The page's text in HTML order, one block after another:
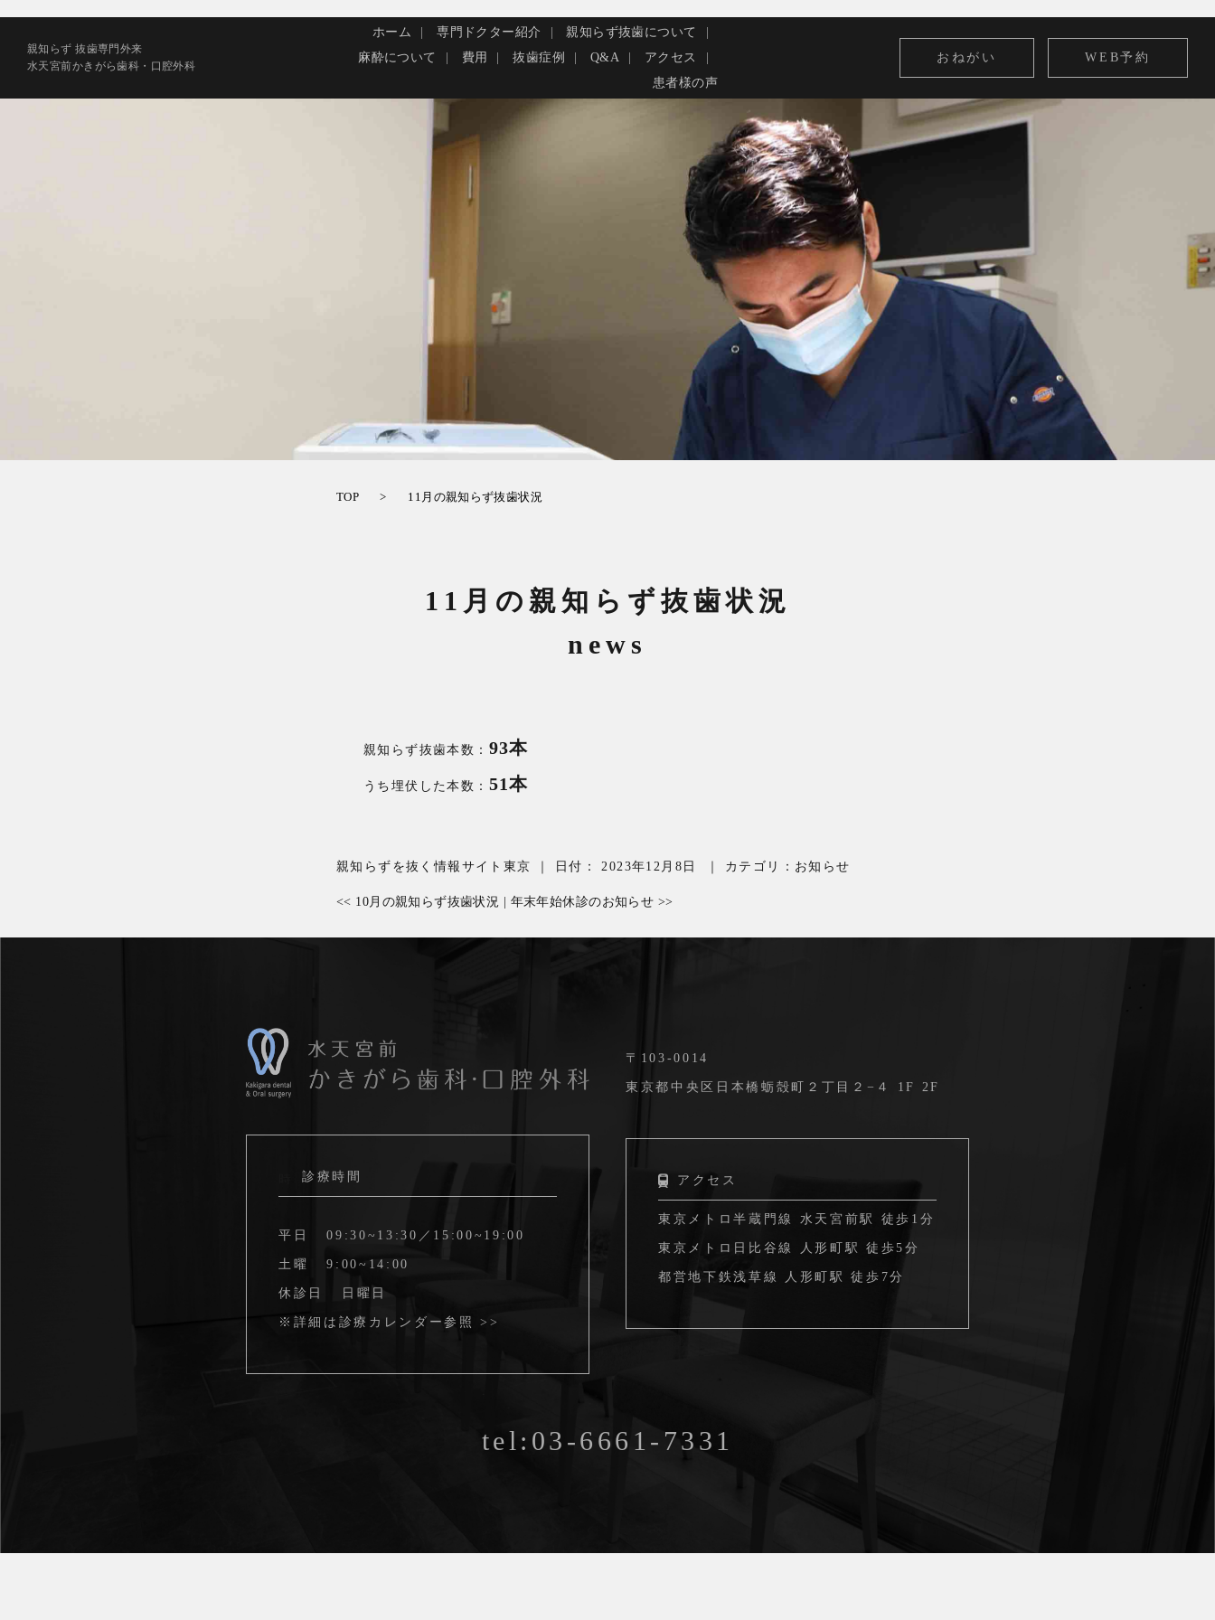
親知らず 抜歯専門外来
水天宮前かきがら歯科・口腔外科
ホーム 専門ドクター紹介
親知らず抜歯について
麻酔について
費用 抜歯症例 Q&A
アクセス
患者様の声
WEB予約
おねがい
TOP 11月の親知らず抜歯状況
11月の親知らず抜歯状況
news
親知らず抜歯本数： 93本
うち埋伏した本数： 51本
親知らずを抜く情報サイト東京 日付：2023年12月8日 カテゴリ： お知らせ
<< 10月の親知らず抜歯状況 年末年始休診のお知らせ >>
診療時間
平日 09:30~13:30／15:00~19:00
土曜 9:00~14:00
休診日 日曜日
※詳細は 診療カレンダー参照 >>
〒103-0014
東京都中央区日本橋蛎殻町２丁目２−４ 1F 2F
アクセス
東京メトロ半蔵門線 水天宮前駅 徒歩1分
東京メトロ日比谷線 人形町駅 徒歩5分
都営地下鉄浅草線 人形町駅 徒歩7分
tel:03-6661-7331